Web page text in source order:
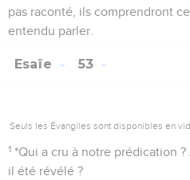
pas raconté, ils comprendront
entendu parler.
Esaïe 53
Seuls les Évangiles sont disponibles en
1 *Qui a cru à notre prédication
il été révélé ?